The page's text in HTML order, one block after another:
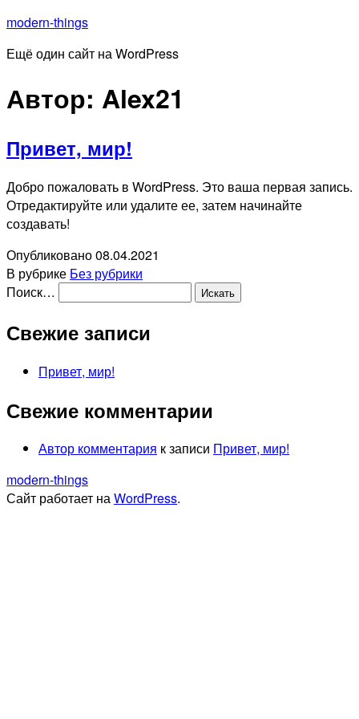
Перейти
содержимому
modern-things
Ещё один сайт на WordPress
Автор: Alex21
Привет, мир!
Добро пожаловать в WordPress. Это ваша первая запись.
Отредактируйте или удалите ее, затем начинайте
создавать!
Опубликовано08.04.2021
В рубрике Без рубрики
Поиск…
Свежие записи
Привет, мир!
Свежие комментарии
Автор комментария к записи Привет, мир!
modern-things
Сайт работает наWordPress.